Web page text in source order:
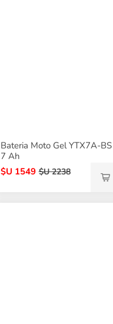
Bateria Moto Gel YTX7A-BS
7 Ah
$U 1549 $U 2238